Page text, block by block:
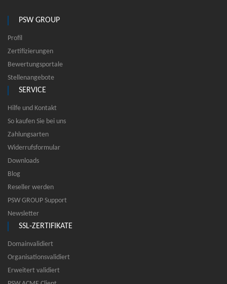
PSW GROUP
Profil
Zertifizierungen
Bewertungsportale
Stellenangebote
SERVICE
Hilfe und Kontakt
So kaufen Sie bei uns
Zahlungsarten
Widerrufsformular
Downloads
Blog
Reseller werden
PSW GROUP Support
Newsletter
SSL-ZERTIFIKATE
Domainvalidiert
Organisationsvalidiert
Erweitert validiert